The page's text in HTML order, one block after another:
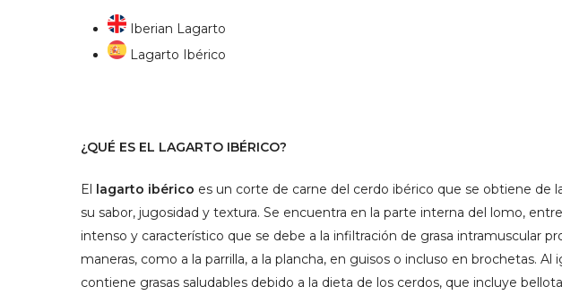
Iberian Lagarto
Lagarto Ibérico
¿QUÉ ES EL LAGARTO IBÉRICO?
El lagarto ibérico es un corte de carne del cerdo ibérico que se obtiene de
su sabor, jugosidad y textura. Se encuentra en la parte interna del lomo,
intenso y característico que se debe a la infiltración de grasa intramuscular
maneras, como a la parrilla, a la plancha, en guisos o incluso en brochetas.
contiene grasas saludables debido a la dieta de los cerdos, que incluye